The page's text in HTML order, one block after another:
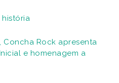
história
Concha Rock apresenta
e homenagem a